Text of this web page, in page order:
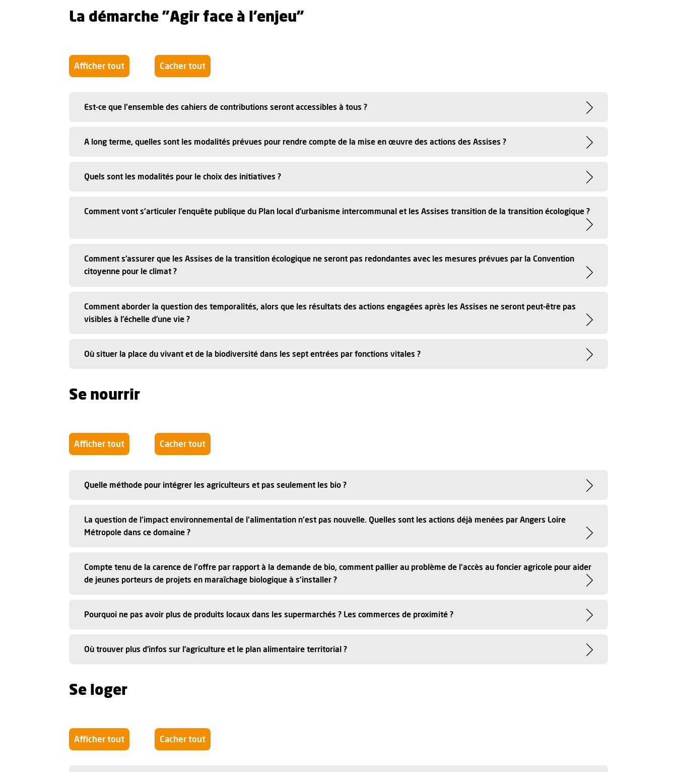
La démarche "Agir face à l'enjeu"
Afficher tout Cacher tout
Est-ce que l'ensemble des cahiers de contributions seront accessibles à tous ?
A long terme, quelles sont les modalités prévues pour rendre compte de la mise en œuvre des actions des Assises ?
Quels sont les modalités pour le choix des initiatives ?
Comment vont s'articuler l’enquête publique du Plan local d’urbanisme intercommunal et les Assises transition de la transition écologique ?
Comment s’assurer que les Assises de la transition écologique ne seront pas redondantes avec les mesures prévues par la Convention
citoyenne pour le climat ?
Comment aborder la question des temporalités, alors que les résultats des actions engagées après les Assises ne seront peut-être pas
visibles à l’échelle d’une vie ?
Où situer la place du vivant et de la biodiversité dans les sept entrées par fonctions vitales ?
Se nourrir
Afficher tout Cacher tout
Quelle méthode pour intégrer les agriculteurs et pas seulement les bio ?
La question de l'impact environnemental de l'alimentation n'est pas nouvelle. Quelles sont les actions déjà menées par Angers Loire
Métropole dans ce domaine ?
Compte tenu de la carence de l'offre par rapport à la demande de bio, comment pallier au problème de l'accès au foncier agricole pour aider
de jeunes porteurs de projets en maraîchage biologique à s'installer ?
Pourquoi ne pas avoir plus de produits locaux dans les supermarchés ? Les commerces de proximité ?
Où trouver plus d’infos sur l’agriculture et le plan alimentaire territorial ?
Se loger
Afficher tout Cacher tout